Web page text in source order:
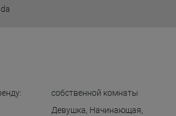
собственной комнаты
Девушка, Начинающая,